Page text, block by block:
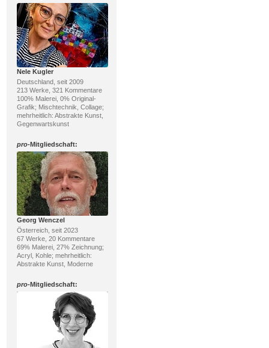
Nele Kugler
Deutschland, seit 2009
213 Werke, 321 Kommentare
100% Malerei, 0% Original-
Grafik; Mischtechnik, Collage;
mehrheitlich: Abstrakte Kunst,
Gegenwartskunst
pro-Mitgliedschaft:
Georg Wenczel
Österreich, seit 2023
67 Werke, 20 Kommentare
69% Malerei, 27% Zeichnung;
Acryl, Kohle; mehrheitlich:
Abstrakte Kunst, Moderne
pro-Mitgliedschaft: